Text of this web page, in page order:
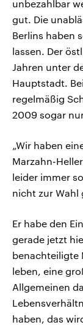
unbezahlbar
gut. Die
Berlins haben
lassen. Der
Jahren unter
Hauptstadt.
regelmäßig
2009 sogar
„Wir haben
Marzahn-
leider immer
nicht zur Wahl
Er habe den
gerade jetzt
benachteiligte
leben, eine
Allgemeinen
haben, das